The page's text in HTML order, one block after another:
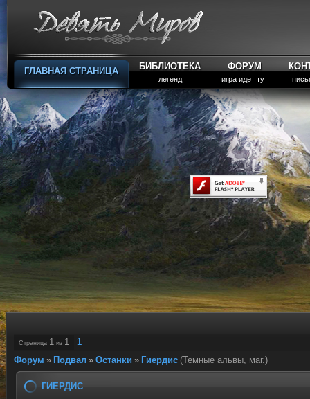
ГЛАВНАЯ СТРАНИЦА БИБЛИОТЕКА
легенд
ФОРУМ
игра идет тут
Страница 1 из 1
1
Форум » Подвал » Останки » Гиердис (Темные альвы, маг.)
ГИЕРДИС